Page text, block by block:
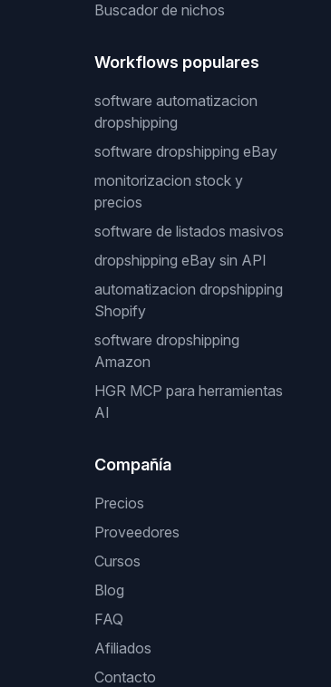
Buscador de nichos
Workflows populares
software automatizacion
dropshipping
software dropshipping eBay
monitorizacion stock y
precios
software de listados masivos
dropshipping eBay sin API
automatizacion dropshipping
Shopify
software dropshipping
Amazon
HGR MCP para herramientas
AI
Compañía
Precios
Proveedores
Cursos
Blog
FAQ
Afiliados
Contacto